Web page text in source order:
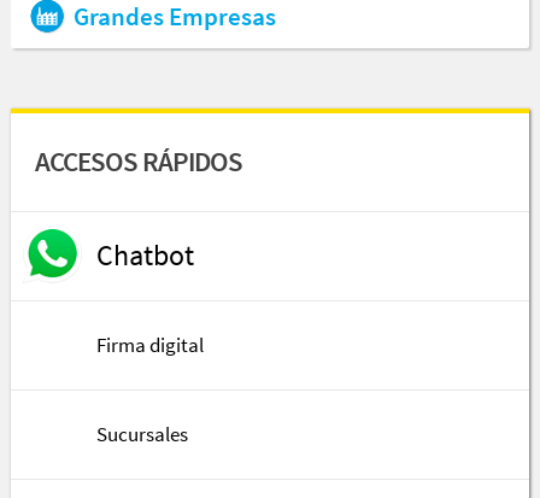
Grandes Empresas
ACCESOS RÁPIDOS
Chatbot
Firma digital
Sucursales